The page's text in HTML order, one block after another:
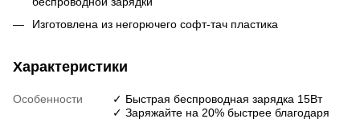
Изготовлена из негорючего софт-тач пластика
Характеристики
Особенности
✓ Быстрая беспроводная зарядка 15Вт
✓ Заряжайте на 20% быстрее благодаря